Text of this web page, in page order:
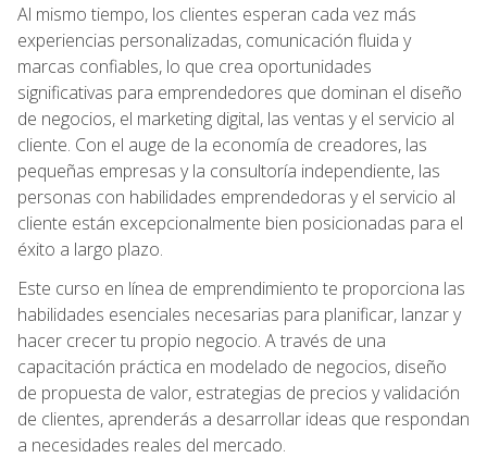
Al mismo tiempo, los clientes esperan cada vez más
experiencias personalizadas, comunicación fluida y
marcas confiables, lo que crea oportunidades
significativas para emprendedores que dominan el diseño
de negocios, el marketing digital, las ventas y el servicio al
cliente. Con el auge de la economía de creadores, las
pequeñas empresas y la consultoría independiente, las
personas con habilidades emprendedoras y el servicio al
cliente están excepcionalmente bien posicionadas para el
éxito a largo plazo.
Este curso en línea de emprendimiento te proporciona las
habilidades esenciales necesarias para planificar, lanzar y
hacer crecer tu propio negocio. A través de una
capacitación práctica en modelado de negocios, diseño
de propuesta de valor, estrategias de precios y validación
de clientes, aprenderás a desarrollar ideas que respondan
a necesidades reales del mercado.